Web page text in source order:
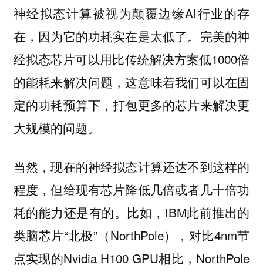
神经拟态计算被视为颠覆边缘AI行业的存
在，因为它的功耗实在是太低了。完美的神
经拟态芯片可以用比传统解决方案低1000倍
的能耗来解决问题，这意味着我们可以在固
定的功耗预算下，打包更多的芯片来解决更
大规模的问题。
当然，现在的神经拟态计算还达不到这样的
程度，但给现有芯片降低几倍或者几十倍功
耗的能力还是有的。比如，IBM此前推出的
类脑芯片“北极”（NorthPole），对比4nm节
点实现的Nvidia H100 GPU相比，NorthPole